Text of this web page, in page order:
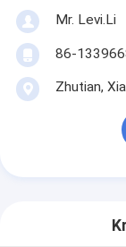
Mr. Levi.Li
86-
Zhutian,